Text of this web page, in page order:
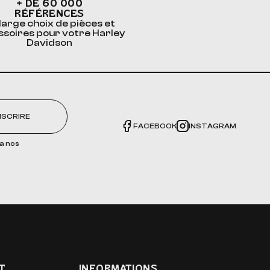
+ DE 60 000
RÉFÉRENCES
choix de pièces et
pour votre Harley
Davidson
nos
FACEBOOK INSTAGRAM